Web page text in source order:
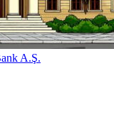
A.Ş.